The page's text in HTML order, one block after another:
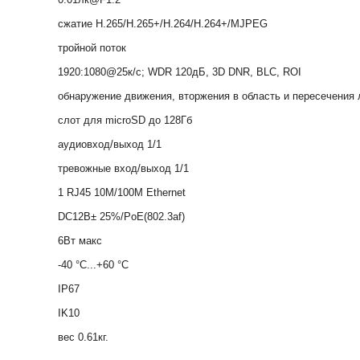
сжатие H.265/H.265+/H.264/H.264+/MJPEG
тройной поток
1920:1080@25к/с; WDR 120дБ, 3D DNR, BLC, ROI
обнаружение движения, вторжения в область и пересечения
слот для microSD до 128Гб
аудиовход/выход 1/1
тревожные вход/выход 1/1
1 RJ45 10M/100M Ethernet
DC12В± 25%/PoE(802.3af)
6Вт макс
-40 °C...+60 °C
IP67
IK10
вес 0.61кг.